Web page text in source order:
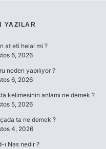
YAZILAR
at eti helal mi ?
6, 2026
neden yapılıyor ?
6, 2026
kelimesinin anlamı ne demek ?
5, 2026
ta ne demek ?
4, 2026
ı Nas nedir ?